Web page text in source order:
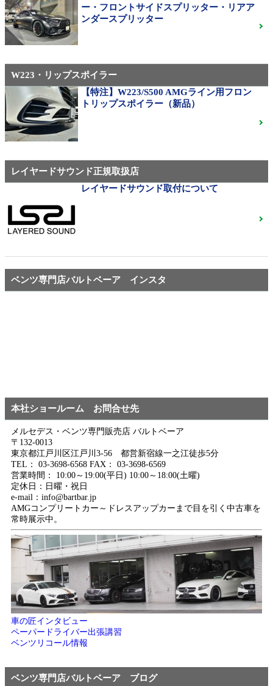
310M Exe Monoblock Exlete鍛造23インチ W463A G63
用サイズ（379）
メルセデス・ベンツ
◆メルセデスマイバッハ純正20インチホイール
◆X222◆美品中古ご成約済
ベンツ中古ホイル・タイヤ
ー・フロントサイドスプリッター・リアア
ンダースプリッター
W223・リップスポイラー
【特注】W223/S500 AMGライン用フロン
トリップスポイラー（新品）
レイヤードサウンド正規取扱店
レイヤードサウンド取付について
ベンツ専門店バルトベーア インスタ
本社ショールーム お問合せ先
メルセデス・ベンツ専門販売店 バルトベーア
〒132-0013
東京都江戸川区江戸川3-56 都営新宿線一之江徒歩5分
TEL： 03-3698-6568 FAX： 03-3698-6569
営業時間： 10:00～19:00(平日) 10:00～18:00(土曜)
定休日：日曜・祝日
e-mail：info@bartbar.jp
AMGコンプリートカー～ドレスアップカーまで目を引く中古車を
常時展示中。
車の匠インタビュー
ペーパードライバー出張講習
ベンツリコール情報
ベンツ専門店バルトベーア ブログ